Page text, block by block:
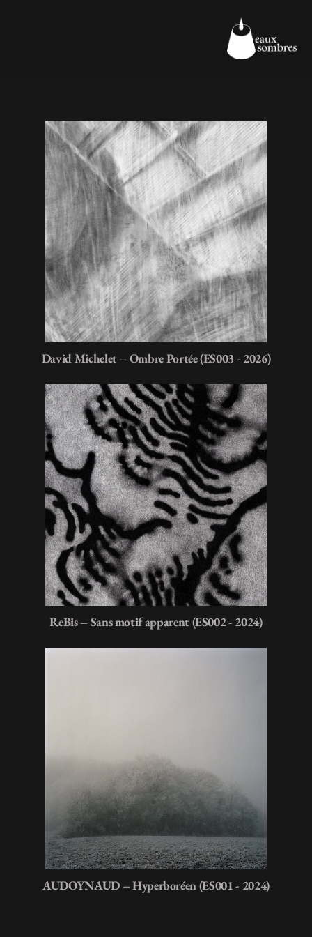
David Michelet – Ombre Portée (ES003 - 2026)
ReBis – Sans motif apparent (ES002 - 2024)
AUDOYNAUD – Hyperboréen (ES001 - 2024)